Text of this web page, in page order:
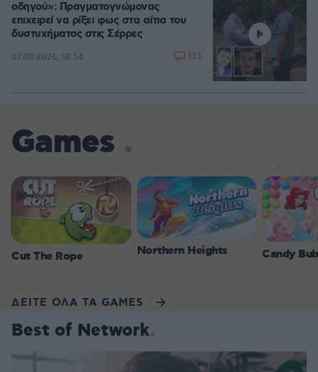
οδηγού»: Πραγματογνώμονας
επιχειρεί να ρίξει φως στα αίτια του
δυστυχήματος στις Σέρρες
07.08.2026, 18:54 123
Games
Cut The Rope Northern Heights Candy
ΔΕΙΤΕ ΟΛΑ ΤΑ GAMES
Best of Network